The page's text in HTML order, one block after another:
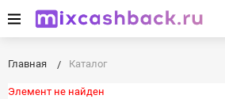
Главная Каталог
Элемент не найден